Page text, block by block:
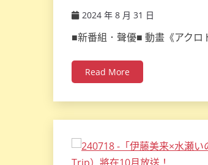
2024 年 8 月 31 日
■新番組．聲優■ 動畫《アク
Read More